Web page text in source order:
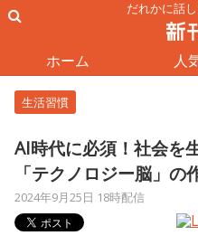
だれかに話
ホーム 人
生活習慣
AI時代に必須！社会を
「テクノロジー脳」の
2024年9月25日 18時配信